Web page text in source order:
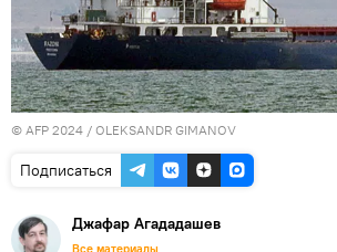
© AFP 2024 / OLEKSANDR GIMANOV
Подписаться
Джафар Агададашев
Все материалы